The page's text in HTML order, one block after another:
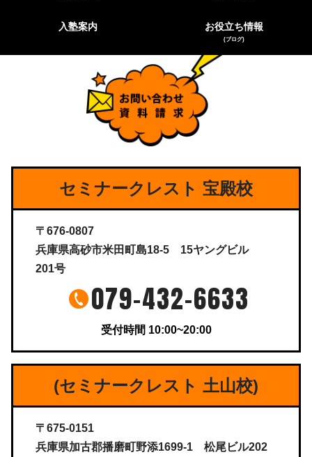
入塾案内 お役立ち情報
(ブログ)
セミナークレスト 宝殿校
〒676-0807
兵庫県高砂市米田町島18-5 15ヤングビル
201号
079-432-6633
受付時間 10:00~20:00
(セミナークレスト 土山校)
〒675-0151
兵庫県加古郡播磨町野添1699-1 松尾ビル202